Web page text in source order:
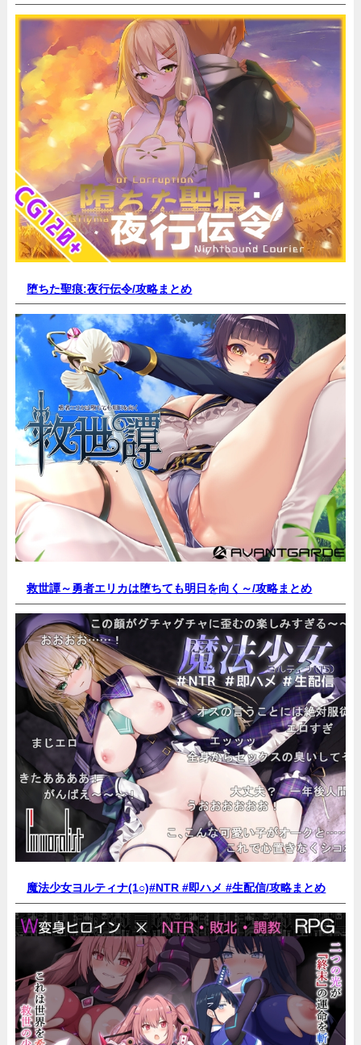
堕ちた聖痕:夜行伝令/攻略まとめ
救世譚～勇者エリカは堕ちても明日を向く～/攻略まとめ
魔法少女ヨルティナ(1○)#NTR #即ハメ #生配信/攻略まとめ